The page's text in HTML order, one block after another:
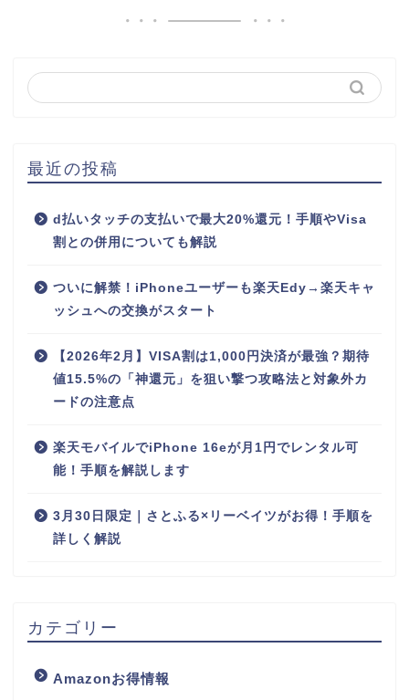
最近の投稿
d払いタッチの支払いで最大20%還元！手順やVisa
割との併用についても解説
ついに解禁！iPhoneユーザーも楽天Edy→楽天キャ
ッシュへの交換がスタート
【2026年2月】VISA割は1,000円決済が最強？期待
値15.5%の「神還元」を狙い撃つ攻略法と対象外カ
ードの注意点
楽天モバイルでiPhone 16eが月1円でレンタル可
能！手順を解説します
3月30日限定｜さとふる×リーベイツがお得！手順を
詳しく解説
カテゴリー
Amazonお得情報